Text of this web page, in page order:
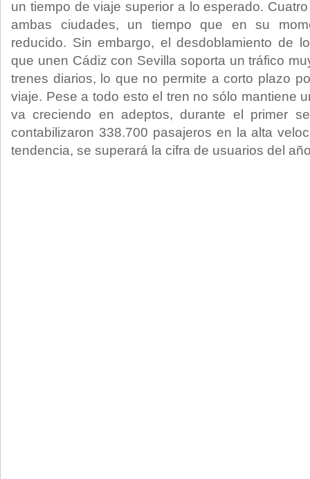
un tiempo de viaje superior a lo esperado.
ambas ciudades, un tiempo que en su
reducido. Sin embargo, el desdoblamiento de
que unen Cádiz con Sevilla soporta un tráfico
trenes diarios, lo que no permite a corto plazo
viaje. Pese a todo esto el tren no sólo mantiene
va creciendo en adeptos, durante el primer
contabilizaron 338.700 pasajeros en la alta
tendencia, se superará la cifra de usuarios del